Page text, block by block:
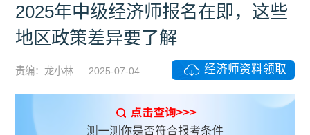
2025年中级经济师报名在即，这些
地区政策差异要了解
责编：龙小林 2025-07-04 经济师资料领取